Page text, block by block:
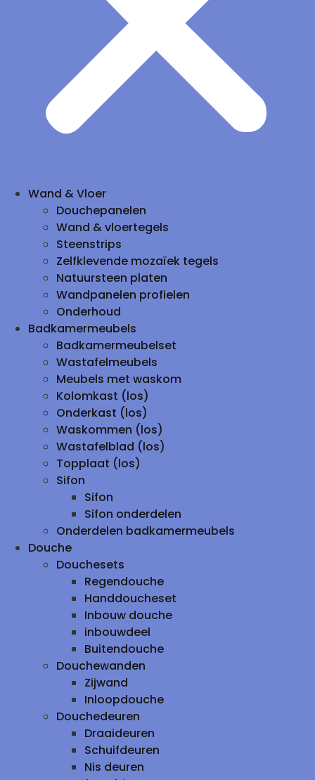
Wand & Vloer
Douchepanelen
Wand & vloertegels
Steenstrips
Zelfklevende mozaïek tegels
Natuursteen platen
Wandpanelen profielen
Onderhoud
Badkamermeubels
Badkamermeubelset
Wastafelmeubels
Meubels met waskom
Kolomkast (los)
Onderkast (los)
Waskommen (los)
Wastafelblad (los)
Topplaat (los)
Sifon
Sifon
Sifon onderdelen
Onderdelen badkamermeubels
Douche
Douchesets
Regendouche
Handdoucheset
Inbouw douche
inbouwdeel
Buitendouche
Douchewanden
Zijwand
Inloopdouche
Douchedeuren
Draaideuren
Schuifdeuren
Nis deuren